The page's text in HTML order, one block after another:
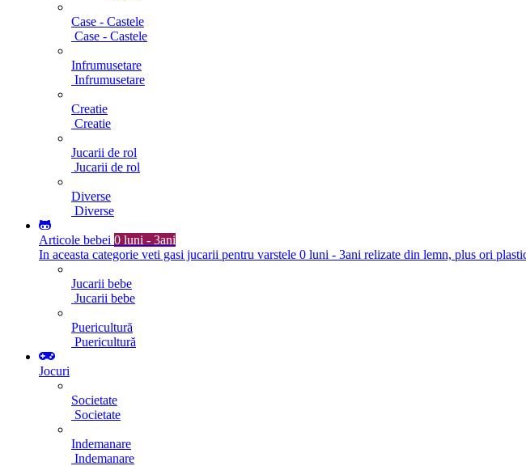
Case - Castele
Case - Castele
Infrumusetare
Infrumusetare
Creatie
Creatie
Jucarii de rol
Jucarii de rol
Diverse
Diverse
Articole bebei 0 luni - 3ani
In aceasta categorie veti gasi jucarii pentru varstele 0 luni - 3ani relizate din lemn, plus ori
Jucarii bebe
Jucarii bebe
Puericultură
Puericultură
Jocuri
Societate
Societate
Indemanare
Indemanare